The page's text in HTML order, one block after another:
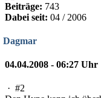
Beiträge: 743
Dabei seit: 04 / 2006
Dagmar
04.04.2008 - 06:27 Uhr
· #2